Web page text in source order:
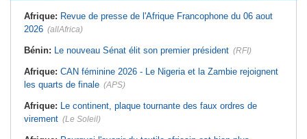
Mali:
Un journaliste condamné à un
an de prison au pays
Afrique:CAN féminine - La Côte
Maroc fera face à l'Afrique du Sud
Burkina Faso: RDP-RPP - Même
vision !
massacre du 28 septembre 2009,
Bienvenu Lamah promu général de
brigade
investissement pour un avenir
l'Afrique francophone du 05 août
2026
Tunisie: Vers un renforcement
stratégique du partenariat
32 000 fournitures scolaires saisies
Afrique: Revue de presse de l'Afrique Francophone du 06 aout
2026 (allAfrica)
Bénin: Le nouveau Sénat élit son premier président (RFI)
Afrique: CAN féminine 2026 - Le Nigeria et la Zambie rejoignent
les quarts de finale (APS)
Afrique: Le continent, plaque tournante des faux ordres de
virement (Le Soleil)